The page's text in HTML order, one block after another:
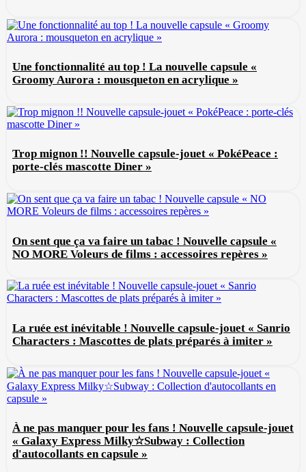
Une fonctionnalité au top ! La nouvelle capsule «
Groomy Aurora : mousqueton en acrylique »
Trop mignon !! Nouvelle capsule-jouet « PokéPeace :
porte-clés mascotte Diner »
On sent que ça va faire un tabac ! Nouvelle capsule «
NO MORE Voleurs de films : accessoires repères »
La ruée est inévitable ! Nouvelle capsule-jouet « Sanrio
Characters : Mascottes de plats préparés à imiter »
À ne pas manquer pour les fans ! Nouvelle capsule-jouet
« Galaxy Express Milky☆Subway : Collection
d'autocollants en capsule »